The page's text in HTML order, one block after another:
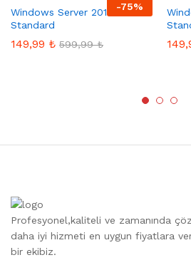
-75%
Windows Server 2012
Standard
149,99 ₺ 599,99₺
Profesyonel,kaliteli ve zamanında
daha iyi hizmeti en uygun fiyatlara
bir ekibiz.